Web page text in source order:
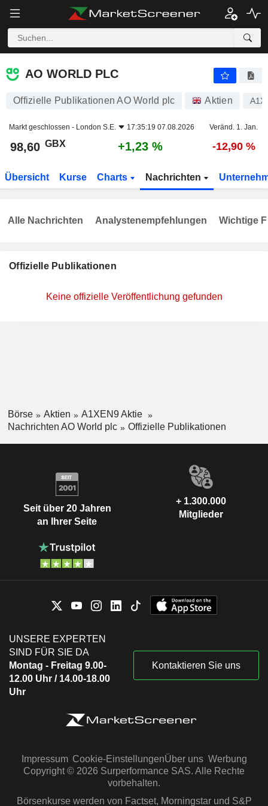
AO WORLD PLC
AO WORLD PLC
Offizielle Publikationen AO World plc Aktien
Markt geschlossen - London S.E. 17:35:19 07.08.2026 Veränd. 1. Jan.
98,60 GBX +1,23 % -12,90 %
Übersicht Kurse Charts Nachrichten
Offizielle Publikationen
Keine offizielle Veröffentlichung gefunden
Alle Nachrichten Analystenempfehlungen Wichtige
Börse Aktien
A1XEN9 Aktie
Nachrichten AO World plc
Offizielle Publikationen
Seit über 20 Jahren
an Ihrer Seite
+ 1.300.000
Mitglieder
UNSERE EXPERTEN
SIND FÜR SIE DA
Montag - Freitag 9.00-
12.00 Uhr / 14.00-18.00
Uhr
Kontaktieren Sie uns
Impressum Cookie-EinstellungenÜber uns Werbung
Copyright © 2026 Surperformance SAS. Alle Rechte
vorbehalten.
Börsenkurse werden von Factset, Morningstar und S&P